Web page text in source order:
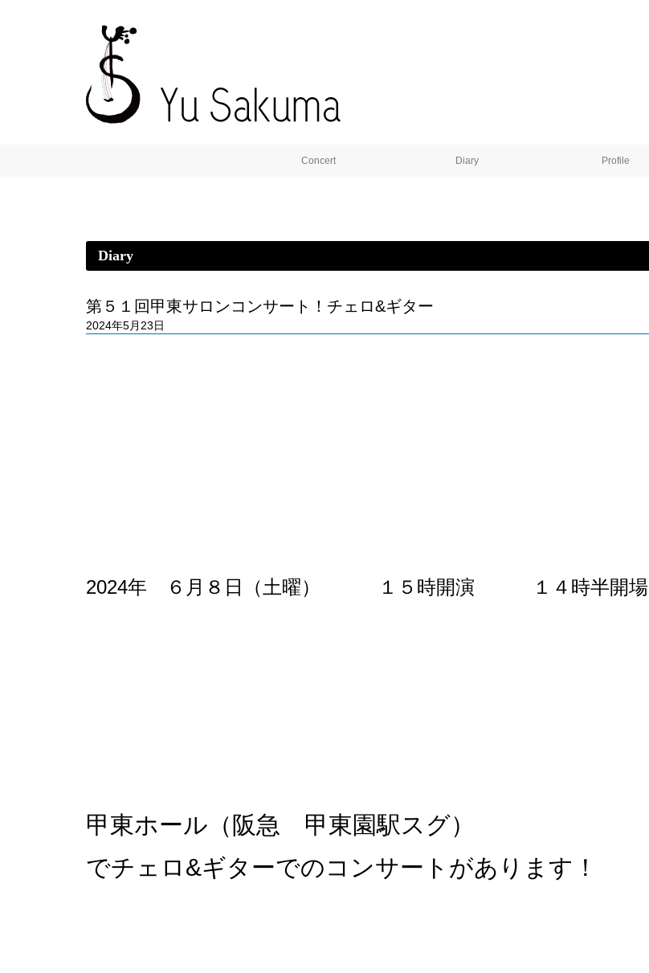
Concert Diary Profile
Diary
第５１回甲東サロンコンサート！チェロ&ギター
2024年5月23日
2024年 ６月８日（土曜） １５時開演 １４時半開場
甲東ホール（阪急 甲東園駅スグ）
でチェロ&ギターでのコンサートがあります！